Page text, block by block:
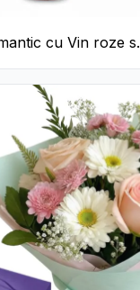
cu Vin roze si